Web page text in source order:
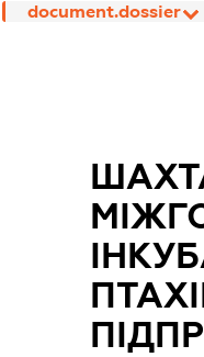
document.dossier